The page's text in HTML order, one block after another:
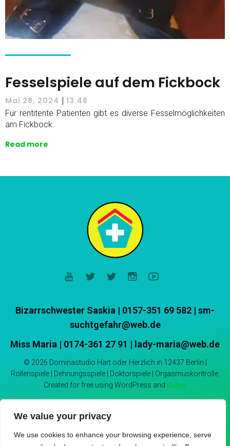
We value your privacy
We use cookies to enhance your browsing experience, serve
Fesselspiele auf dem Fickbock
Mai 28, 2024 | 13:48
Für rentitente Patienten gibt es diverse Fesselmöglichkeiten
am Fickbock.
Read more
Bizarrschwester Saskia | 0157-351 69 582 | sm-
suchtgefahr@web.de
Miss Maria | 0174-361 27 91 | lady-maria@web.de
© 2026 Dominastudio Hart oder Herzlich in 12437 Berlin |
Rollenspiele | Dehnungsspiele | Doktorspiele | Orgasmuskontrolle.
Created for free using WordPress and Kubio